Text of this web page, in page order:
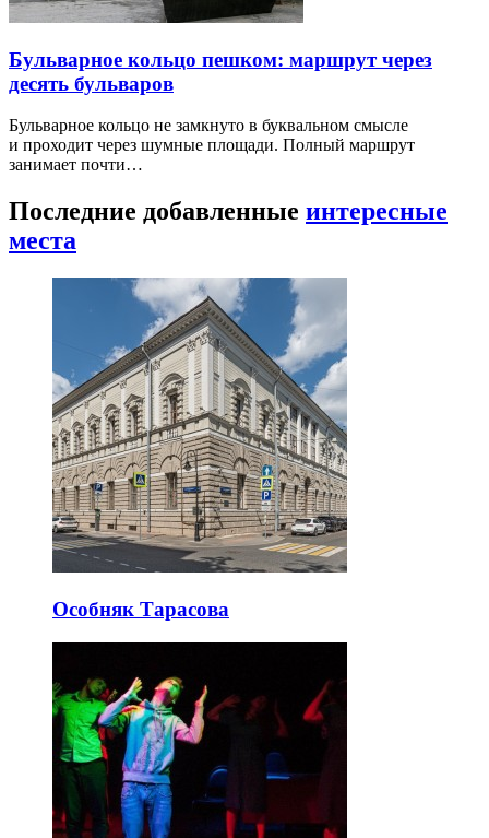
Бульварное кольцо пешком: маршрут через
десять бульваров
Бульварное кольцо не замкнуто в буквальном смысле
и проходит через шумные площади. Полный маршрут
занимает почти…
Последние добавленные интересные
места
Особняк Тарасова